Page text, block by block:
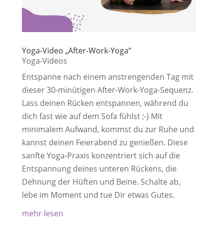
Yoga-Video „After-Work-Yoga“
Yoga-Videos
Entspanne nach einem anstrengenden Tag mit
dieser 30-minütigen After-Work-Yoga-Sequenz.
Lass deinen Rücken entspannen, während du
dich fast wie auf dem Sofa fühlst ;-) Mit
minimalem Aufwand, kommst du zur Ruhe und
kannst deinen Feierabend zu genießen. Diese
sanfte Yoga-Praxis konzentriert sich auf die
Entspannung deines unteren Rückens, die
Dehnung der Hüften und Beine. Schalte ab,
lebe im Moment und tue Dir etwas Gutes.
mehr lesen